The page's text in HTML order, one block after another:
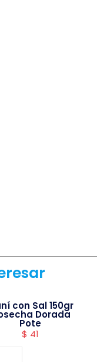
con Sal 150gr
Dorada
Pote
$ 41